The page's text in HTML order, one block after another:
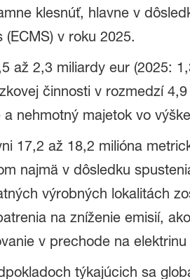
klesnúť, hlavne v
v roku 2025.
až 2,3 miliardy eur (2025:
činnosti v rozmedzí
nehmotný majetok vo
17,2 až 18,2 milióna
najmä v dôsledku
výrobných lokalitách
na zníženie emisií,
v prechode na
týkajúcich sa